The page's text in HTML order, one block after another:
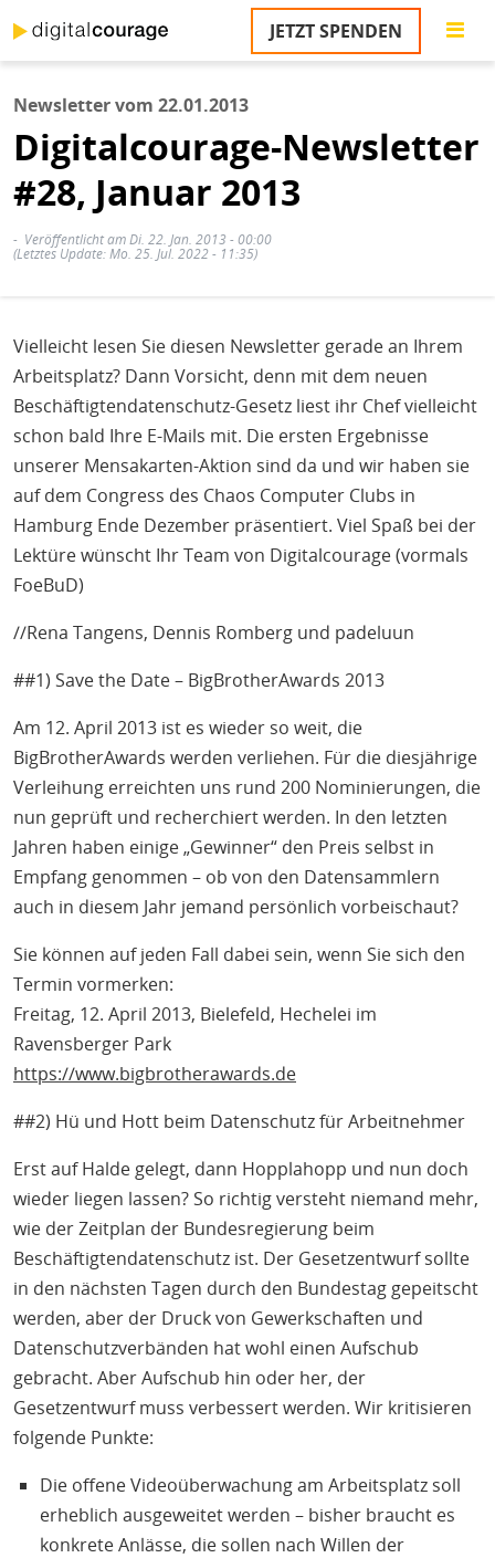
zum
Inhalt
JETZT SPENDEN
Newsletter vom 22.01.2013
Digitalcourage-Newsletter
#28, Januar 2013
Veröffentlicht am Di. 22. Jan. 2013 - 00:00
(Letztes Update: Mo. 25. Jul. 2022 - 11:35)
Vielleicht lesen Sie diesen Newsletter gerade an Ihrem
Arbeitsplatz? Dann Vorsicht, denn mit dem neuen
Beschäftigtendatenschutz-Gesetz liest ihr Chef vielleicht
schon bald Ihre E-Mails mit. Die ersten Ergebnisse
unserer Mensakarten-Aktion sind da und wir haben sie
auf dem Congress des Chaos Computer Clubs in
Hamburg Ende Dezember präsentiert. Viel Spaß bei der
Lektüre wünscht Ihr Team von Digitalcourage (vormals
FoeBuD)
//Rena Tangens, Dennis Romberg und padeluun
##1) Save the Date – BigBrotherAwards 2013
Am 12. April 2013 ist es wieder so weit, die
BigBrotherAwards werden verliehen. Für die diesjährige
Verleihung erreichten uns rund 200 Nominierungen, die
nun geprüft und recherchiert werden. In den letzten
Jahren haben einige „Gewinner“ den Preis selbst in
Empfang genommen – ob von den Datensammlern
auch in diesem Jahr jemand persönlich vorbeischaut?
Sie können auf jeden Fall dabei sein, wenn Sie sich den
Termin vormerken:
Freitag, 12. April 2013, Bielefeld, Hechelei im
Ravensberger Park
https://www.bigbrotherawards.de
##2) Hü und Hott beim Datenschutz für Arbeitnehmer
Erst auf Halde gelegt, dann Hopplahopp und nun doch
wieder liegen lassen? So richtig versteht niemand mehr,
wie der Zeitplan der Bundesregierung beim
Beschäftigtendatenschutz ist. Der Gesetzentwurf sollte
in den nächsten Tagen durch den Bundestag gepeitscht
werden, aber der Druck von Gewerkschaften und
Datenschutzverbänden hat wohl einen Aufschub
gebracht. Aber Aufschub hin oder her, der
Gesetzentwurf muss verbessert werden. Wir kritisieren
folgende Punkte:
Die offene Videoüberwachung am Arbeitsplatz soll
erheblich ausgeweitet werden – bisher braucht es
konkrete Anlässe, die sollen nach Willen der